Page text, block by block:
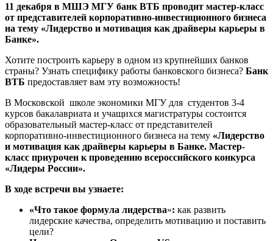
11 декабря в МШЭ МГУ банк ВТБ проводит мастер-класс
от представителей корпоративно-инвестиционного бизнеса
на тему «Лидерство и мотивация как драйверы карьеры в
Банке».
Хотите построить карьеру в одном из крупнейших банков
страны? Узнать специфику работы банковского бизнеса? Банк
ВТБ предоставляет вам эту возможность!
В Московской школе экономики МГУ для студентов 3-4
курсов бакалавриата и учащихся магистратуры состоится
образовательный мастер-класс от представителей
корпоративно-инвестиционного бизнеса на тему «Лидерство
и мотивация как драйверы карьеры в Банке. Мастер-
класс приурочен к проведению всероссийского конкурса
«Лидеры России».
В ходе встречи вы узнаете:
«Что такое формула лидерства»: как развить
лидерские качества, определить мотивацию и поставить
цели?